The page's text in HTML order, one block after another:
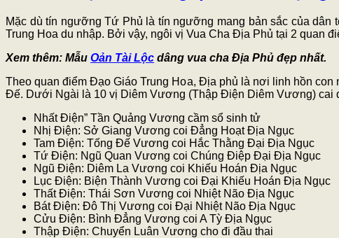
Mặc dù tín ngưỡng Tứ Phủ là tín ngưỡng mang bản sắc của
Trung Hoa du nhập. Bởi vậy, ngôi vị Vua Cha Địa Phủ tại 2 quan
Xem thêm: Mẫu Oản Tài Lộc dâng vua cha Địa Phủ đẹp nhất.
Theo quan điểm Đạo Giáo Trung Hoa, Địa phủ là nơi linh hồn
Đế. Dưới Ngài là 10 vị Diêm Vương (Thập Điện Diêm Vương) cai
Nhất Điện” Tần Quảng Vương cầm sổ sinh tử
Nhị Điện: Sở Giang Vương coi Đẳng Hoạt Địa Ngục
Tam Điện: Tống Đế Vương coi Hắc Thằng Đại Địa Ngục
Tứ Điện: Ngũ Quan Vương coi Chúng Điệp Đại Địa Ngục
Ngũ Điện: Diêm La Vương coi Khiếu Hoán Địa Ngục
Lục Điện: Biện Thành Vương coi Đại Khiếu Hoán Địa Ngục
Thất Điện: Thái Sơn Vương coi Nhiệt Não Địa Ngục
Bát Điện: Đô Thị Vương coi Đại Nhiệt Não Địa Ngục
Cửu Điện: Bình Đẳng Vương coi A Tỳ Địa Ngục
Thập Điện: Chuyển Luân Vương cho đi đầu thai